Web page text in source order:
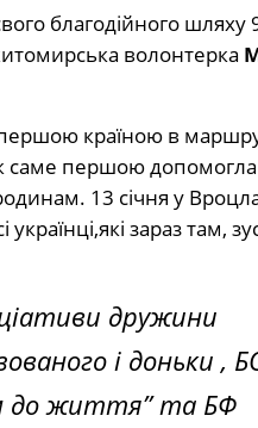
благодійного шляху
волонтерка
країною в
саме першою допомогла
13 січня у
зараз там,
дружини
і доньки ,
до життя” та БФ